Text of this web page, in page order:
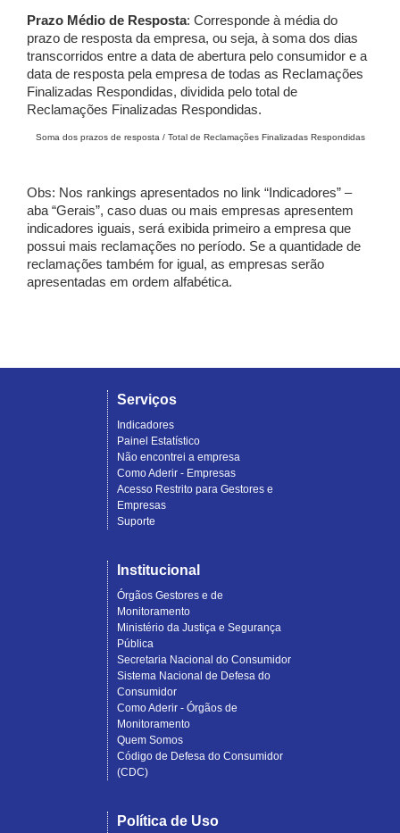
Prazo Médio de Resposta: Corresponde à média do
prazo de resposta da empresa, ou seja, à soma dos dias
transcorridos entre a data de abertura pelo consumidor e a
data de resposta pela empresa de todas as Reclamações
Finalizadas Respondidas, dividida pelo total de
Reclamações Finalizadas Respondidas.
Soma dos prazos de resposta / Total de Reclamações Finalizadas Respondidas
Obs: Nos rankings apresentados no link “Indicadores” –
aba “Gerais”, caso duas ou mais empresas apresentem
indicadores iguais, será exibida primeiro a empresa que
possui mais reclamações no período. Se a quantidade de
reclamações também for igual, as empresas serão
apresentadas em ordem alfabética.
Serviços
Indicadores
Painel Estatístico
Não encontrei a empresa
Como Aderir - Empresas
Acesso Restrito para Gestores e
Empresas
Suporte
Institucional
Órgãos Gestores e de
Monitoramento
Ministério da Justiça e Segurança
Pública
Secretaria Nacional do Consumidor
Sistema Nacional de Defesa do
Consumidor
Como Aderir - Órgãos de
Monitoramento
Quem Somos
Código de Defesa do Consumidor
(CDC)
Política de Uso